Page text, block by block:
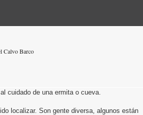
Calvo Barco
cuidado de una ermita o cueva.
localizar. Son gente diversa, algunos están